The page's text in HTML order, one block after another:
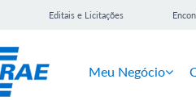
Editais e Licitações
Meu Negócio